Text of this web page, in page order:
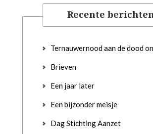
Recente
Ternauwernood aan de dood
Brieven
Een jaar later
Een bijzonder meisje
Dag Stichting Aanzet